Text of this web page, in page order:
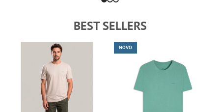
BEST SELLERS
NOVO